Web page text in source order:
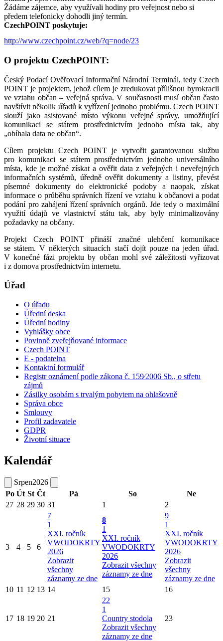
Žádáme zájemce, aby využívali hodiny pro veřejnost nebo si
předem telefonicky dohodli jiný termín.
CzechPOINT poskytuje:
http://www.czechpoint.cz/web/?q=node/23
O projektu CzechPOINT:
Český Podací Ověřovací Informační Národní Terminál, tedy Czech
POINT je projektem, jehož cílem je zredukovat přílišnou byrokracii
ve vztahu občan – veřejná správa. V současnosti musí občan často
navštívit několik úřadů k vyřízení jednoho problému. Czech POINT
slouží jako asistované místo výkonu veřejné správy, umožňující
komunikaci se státem prostřednictvím jednoho místa tak, aby
„obíhala data ne občan“.
Cílem projektu Czech POINT je vytvořit garantovanou službu
pro komunikaci se státem prostřednictvím jednoho universálního
místa, kde je možné získat a ověřit data z veřejných i neveřejných
informačních systémů, úředně ověřit dokumenty a listiny, převést
písemné dokumenty do elektronické podoby a naopak, získat
informace o průběhu správních řízení ve vztahu k občanovi a podat
podání pro zahájení řízení správních orgánů. Jde tedy o maximální
využití údajů ve vlastnictví státu tak, aby byly minimalizovány
požadavky na občany.
Projekt Czech POINT přináší značné ulehčení komunikace
se státem. V některých situacích stačí dojít pouze na jeden úřad.
V konečné fázi projektu by občan mohl své záležitosti vyřizovat
i z domova prostřednictvím internetu.
Úřad
O úřadu
Úřední deska
Úřední hodiny
Vyhlášky obce
Povinně zveřejňované informace
Czech POINT
E - podatelna
Kontaktní formulář
Registr oznámení podle zákona č. 159⁄2006 Sb., o střetu
zájmů
Zásilky osobám s trvalým pobytem na ohlašovně
Správa obce
Smlouvy
Profil zadavatele
GDPR
Životní situace
Kalendář
Srpen2026
Po Út St Čt Pá So
Ne
27 28 29 30 31 1 2
3 4 5 6
7
1
XXI. ročník
VWODOKRTY
2026
Zobrazit
všechny
záznamy ze dne
8
1
XXI. ročník
VWODOKRTY
2026
Zobrazit všechny
záznamy ze dne
9
1
XXI. ročník
VWODOKRTY
2026
Zobrazit
všechny
záznamy ze dne
10 11 12 13 14 15 16
17 18 19 20 21
22
1
Country stodola
Zobrazit všechny
záznamy ze dne
23